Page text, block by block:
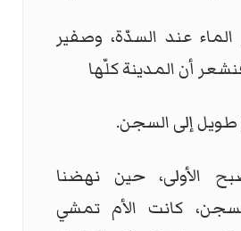
عند السدّة، وصفير
أن المدينة كلّها
إلى السجن.
الأولى، حين نهضنا
كانت الأم تمشي